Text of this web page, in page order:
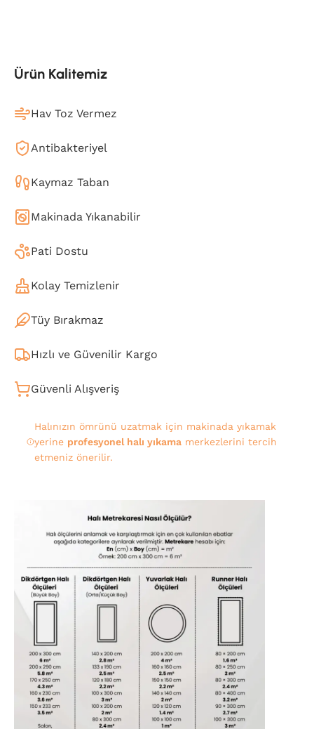
Ürün Kalitemiz
Hav Toz Vermez
Antibakteriyel
Kaymaz Taban
Makinada Yıkanabilir
Pati Dostu
Kolay Temizlenir
Tüy Bırakmaz
Hızlı ve Güvenilir Kargo
Güvenli Alışveriş
Halınızın ömrünü uzatmak için makinada yıkamak
yerine profesyonel halı yıkamamerkezlerini tercih
etmeniz önerilir.